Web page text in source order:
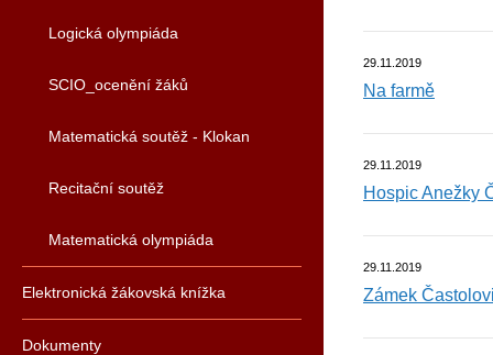
Logická olympiáda
SCIO_ocenění žáků
Matematická soutěž - Klokan
Recitační soutěž
Matematická olympiáda
Elektronická žákovská knížka
Dokumenty
29.11.2019
Na farmě
29.11.2019
Hospic Anežky
29.11.2019
Zámek